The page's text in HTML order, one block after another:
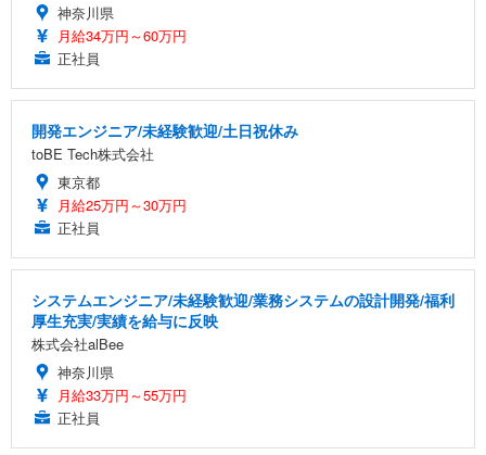
神奈川県
月給34万円～60万円
正社員
開発エンジニア/未経験歓迎/土日祝休み
toBE Tech株式会社
東京都
月給25万円～30万円
正社員
システムエンジニア/未経験歓迎/業務システムの設計開発/福利
厚生充実/実績を給与に反映
株式会社alBee
神奈川県
月給33万円～55万円
正社員